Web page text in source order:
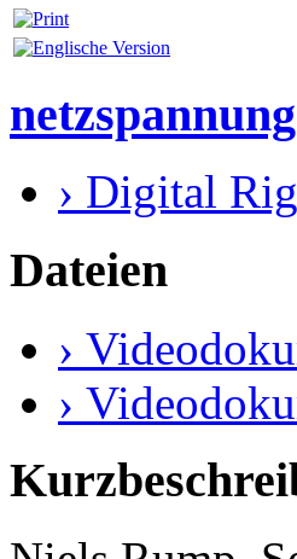
› Digital
Dateien
›
›